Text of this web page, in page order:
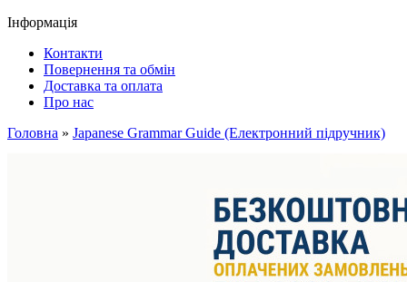
Інформація
Контакти
Повернення та обмін
Доставка та оплата
Про нас
Головна » Japanese Grammar Guide (Електронний підручник)